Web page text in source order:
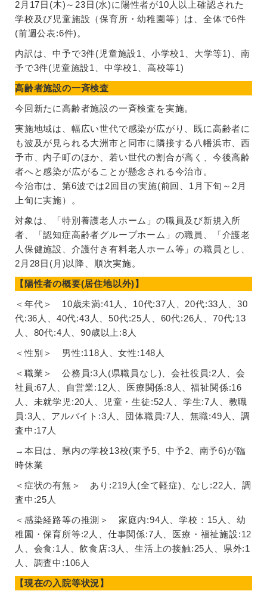
2月17日(木)～23日(水)に陽性者が10人以上確認された
学校及び児童施設（保育所・幼稚園等）は、全体で6件
(前週公表:6件)。
内訳は、中予で3件(児童施設1、小学校1、大学等1)、南
予で3件(児童施設1、中学校1、高校等1)
高齢者施設の一斉検査
今回新たに高齢者施設の一斉検査を実施。
実施地域は、幅広い世代で感染が広がり、既に高齢者に
も波及が見られる大洲市と同市に隣接する八幡浜市、西
予市、内子町のほか、若い世代の割合が高く、今後高齢
者へと感染が広がることが懸念される今治市。
今治市は、第6波では2回目の実施(前回、1月下旬～2月
上旬に実施）。
対象は、「特別養護老人ホーム」の職員及び新規入所
者、「認知症高齢者グループホーム」の職員、「介護老
人保健施設、介護付き有料老人ホーム等」の職員とし、
2月28日(月)以降、順次実施。
【陽性者の概要(居住地以外)】
＜年代＞ 10歳未満:41人、10代:37人、20代:33人、30
代:36人、40代:43人、50代:25人、60代:26人、70代:13
人、80代:4人、90歳以上:8人
＜性別＞ 男性:118人、女性:148人
＜職業＞ 公務員:3人(県職員なし)、会社役員:2人、会
社員:67人、自営業:12人、医療関係:8人、福祉関係:16
人、未就学児:20人、児童・生徒:52人、学生:7人、教職
員:3人、アルバイト:3人、団体職員:7人、無職:49人、調
査中:17人
→本日は、県内の学校13校(東予5、中予2、南予6)が臨
時休業
＜症状の有無＞ あり:219人(全て軽症)、なし:22人、調
査中:25人
＜感染経路等の推測＞ 家庭内:94人、学校：15人、幼
稚園・保育所等:2人、仕事関係:7人、医療・福祉施設:12
人、会食:1人、飲食店:3人、生活上の接触:25人、県外:1
人、調査中:106人
【現在の入院等状況】